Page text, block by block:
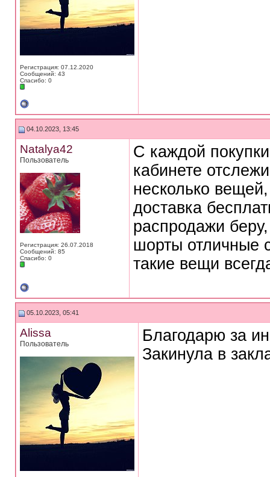
Регистрация: 07.12.2020
Сообщений: 43
Спасибо: 0
04.10.2023, 13:45
Natalya42
Пользователь
Регистрация: 26.07.2018
Сообщений: 85
Спасибо: 0
С каждой
кабинете
несколько
доставка
распродажи
шорты отличные
такие вещи
05.10.2023, 05:41
Alissa
Пользователь
Благодарю за
Закинула в